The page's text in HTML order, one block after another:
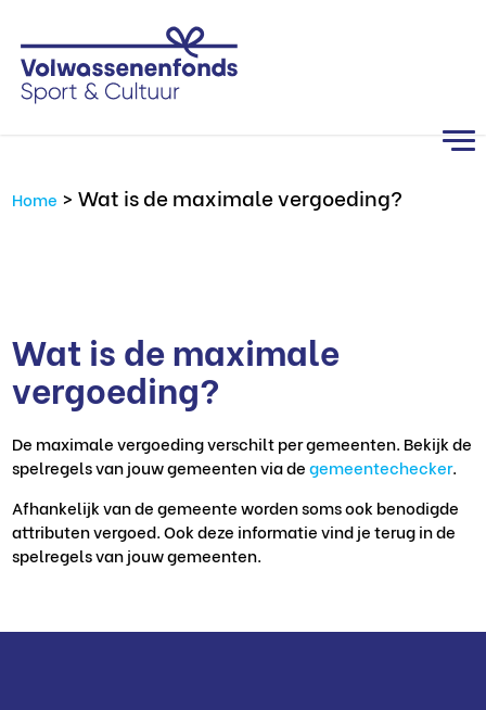
Home >Wat is de maximale vergoeding?
Wat is de maximale
vergoeding?
De maximale vergoeding verschilt per gemeenten. Bekijk de
spelregels van jouw gemeenten via degemeentechecker.
Afhankelijk van de gemeente worden soms ook benodigde
attributen vergoed. Ook deze informatie vind je terug in de
spelregels van jouw gemeenten.